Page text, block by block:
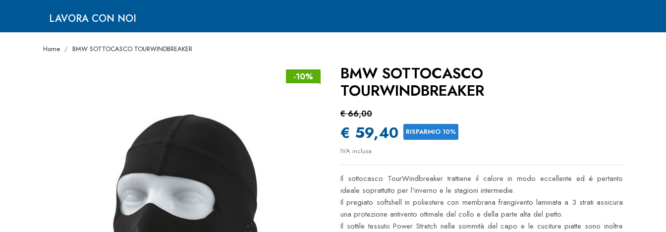
LAVORA CON NOI
Home BMW SOTTOCASCO TOURWINDBREAKER
-10%
BMW SOTTOCASCO
TOURWINDBREAKER
€ 66,00
€ 59,40 RISPARMIO 10%
IVA inclusa
Il sottocasco TourWindbreaker trattiene il calore in modo eccellente ed è pertanto
ideale soprattutto per l'inverno e le stagioni intermedie.
Il pregiato softshell in poliestere con membrana frangivento laminata a 3 strati assicura
una protezione antivento ottimale del collo e della parte alta del petto.
Il sottile tessuto Power Stretch nella sommità del capo e le cuciture piatte sono inoltre